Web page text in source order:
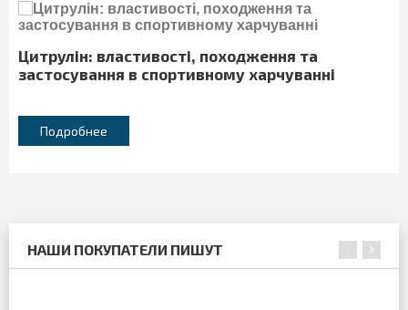
НАШИ ПОКУПАТЕЛИ ПИШУТ
Цитрулін: властивості, походження та
застосування в спортивному харчуванні
Подробнее